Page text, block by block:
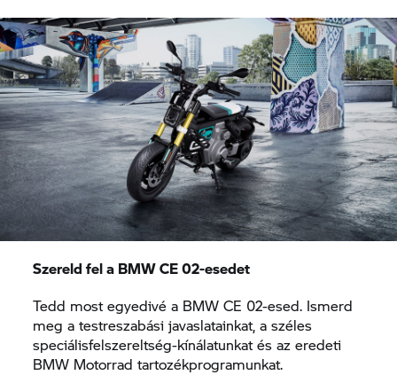
Szereld fel a BMW CE 02-esedet
Tedd most egyedivé a BMW CE 02-esed. Ismerd
meg a testreszabási javaslatainkat, a széles
speciálisfelszereltség-kínálatunkat és az eredeti
BMW Motorrad tartozékprogramunkat.